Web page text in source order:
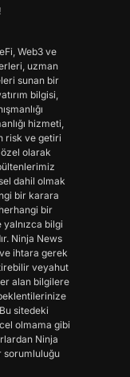
Web3 ve
uzman
sunan bir
bilgisi,
hizmeti,
risk ve getiri
olarak
dahil olmak
bir karara
bir
bilgi
Ninja News
ihtara gerek
veyahut
alan bilgilere
sitedeki
olmama gibi
Ninja
sorumluluğu